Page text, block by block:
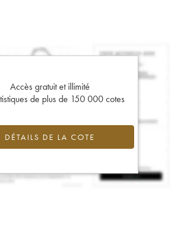
Accès gratuit et illimité
de plus de 150 000 cotes
DÉTAILS DE LA COTE